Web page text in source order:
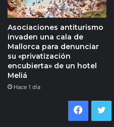
Asociaciones antiturismo
invaden una cala de
Mallorca para denunciar
su «privatización
encubierta» de un hotel
Meliá
Hace 1 día